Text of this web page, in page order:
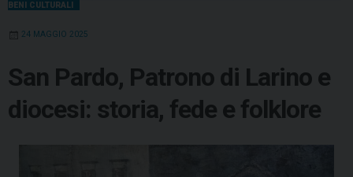
BENI CULTURALI
24 MAGGIO 2025
San Pardo, Patrono di Larino e
diocesi: storia, fede e folklore